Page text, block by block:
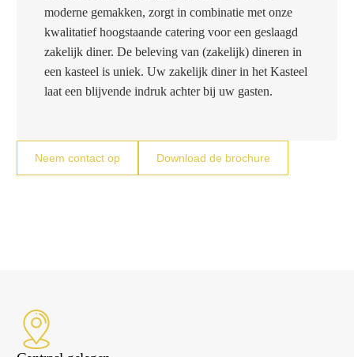
moderne gemakken, zorgt in combinatie met onze
kwalitatief hoogstaande catering voor een geslaagd
zakelijk diner. De beleving van (zakelijk) dineren in
een kasteel is uniek. Uw zakelijk diner in het Kasteel
laat een blijvende indruk achter bij uw gasten.
Neem contact op Download de brochure